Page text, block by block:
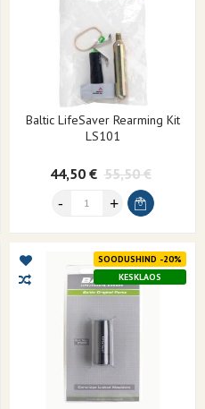
Baltic LifeSaver Rearming Kit
LS101
44,50 € 55,50 €
SOODUSHIND -20%
KESKLAOS